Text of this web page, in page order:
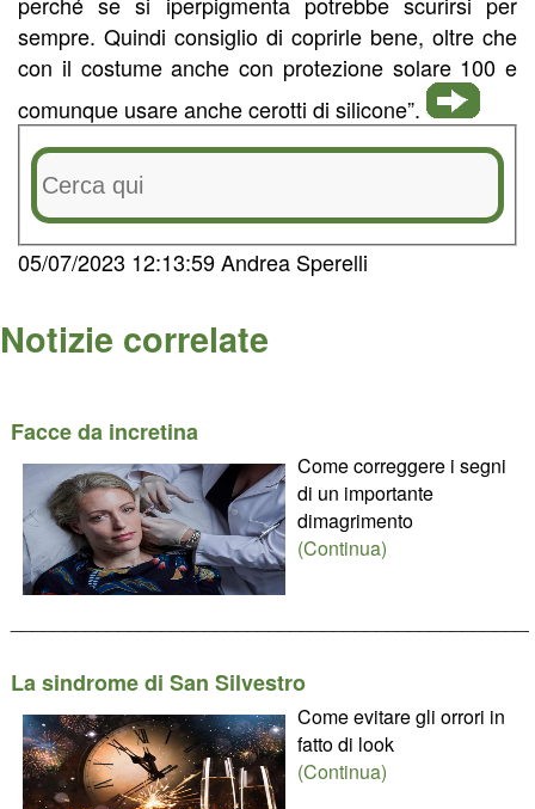
sempre. Quindi consiglio di coprirle bene, oltre che
con il costume anche con protezione solare 100 e
comunque usare anche cerotti di silicone”.
05/07/2023 12:13:59 Andrea Sperelli
Notizie correlate
Facce da incretina
Come correggere i segni
di un importante
dimagrimento
(Continua)
La sindrome di San Silvestro
Come evitare gli orrori in
fatto di look
(Continua)